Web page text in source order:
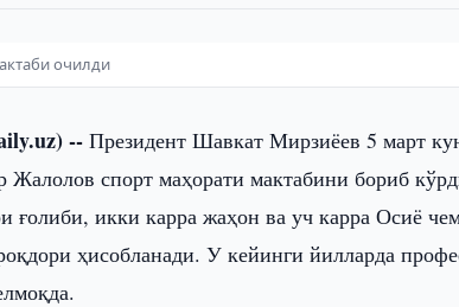
очилди
-- Президент Шавкат Мирзиёев 5 март
Жалолов спорт маҳорати мактабини бориб
ғолиби, икки карра жаҳон ва уч карра Осиё
ҳисобланади. У кейинги йилларда